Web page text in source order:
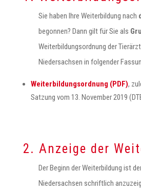
Sie haben Ihre Weiterbildung nach
begonnen? Dann gilt für Sie als
Weiterbildungsordnung der
Niedersachsen in folgender
Weiterbildungsordnung (PDF),
Satzung vom 13. November 2019
2. Anzeige der
Der Beginn der Weiterbildung ist
Niedersachsen schriftlich